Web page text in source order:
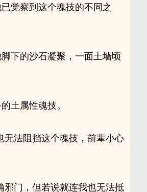
觉察到这个魂技的不同之
下的沙石凝聚，一面土墙顷
土属性魂技。
无法阻挡这个魂技，前辈小心
邪门，但若说就连我也无法抵